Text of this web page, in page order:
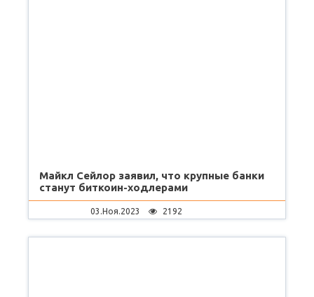
Майкл Сейлор заявил, что крупные банки
станут биткоин-ходлерами
03.Ноя.2023 2192